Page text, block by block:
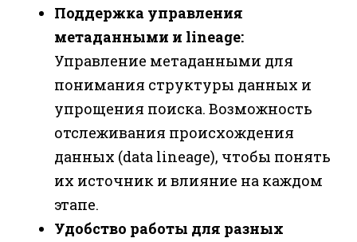
Поддержка управления
метаданными и lineage:
Управление метаданными для
понимания структуры данных и
упрощения поиска. Возможность
отслеживания происхождения
данных (data lineage), чтобы понять
их источник и влияние на каждом
этапе.
Удобство работы для разных